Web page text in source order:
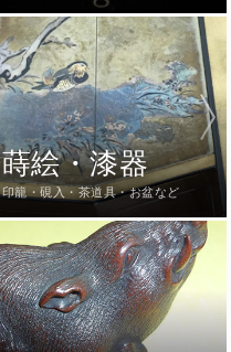
蒔絵・漆器
印籠・硯入・茶道具・お盆など